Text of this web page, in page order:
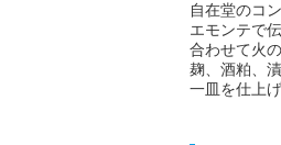
自在堂のコ
エモンテで
合わせて火
麹、酒粕、
一皿を仕上